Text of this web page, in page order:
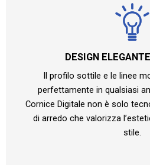
DESIGN
Il profilo sottile e le linee
perfettamente in qualsiasi
Cornice Digitale non è solo
di arredo che valorizza
stile.